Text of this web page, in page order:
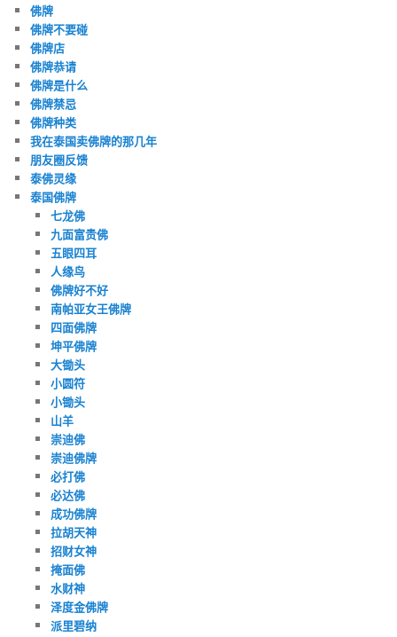
佛牌
佛牌不要碰
佛牌店
佛牌恭请
佛牌是什么
佛牌禁忌
佛牌种类
我在泰国卖佛牌的那几年
朋友圈反馈
泰佛灵缘
泰国佛牌
七龙佛
九面富贵佛
五眼四耳
人缘鸟
佛牌好不好
南帕亚女王佛牌
四面佛牌
坤平佛牌
大锄头
小圆符
小锄头
山羊
崇迪佛
崇迪佛牌
必打佛
必达佛
成功佛牌
拉胡天神
招财女神
掩面佛
水财神
泽度金佛牌
派里碧纳